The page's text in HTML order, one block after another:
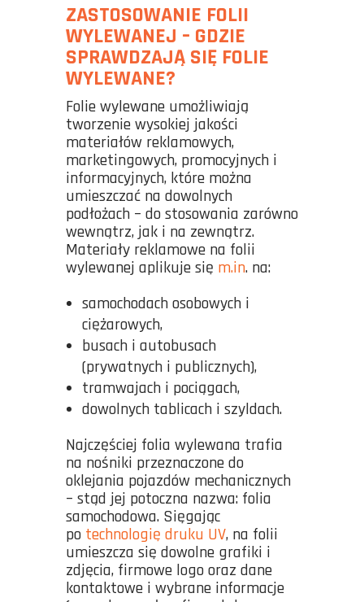
ZASTOSOWANIE FOLII
WYLEWANEJ – GDZIE
SPRAWDZAJĄ SIĘ FOLIE
WYLEWANE?
Folie wylewane umożliwiają
tworzenie wysokiej jakości
materiałów reklamowych,
marketingowych, promocyjnych i
informacyjnych, które można
umieszczać na dowolnych
podłożach – do stosowania zarówno
wewnątrz, jak i na zewnątrz.
Materiały reklamowe na folii
wylewanej aplikuje się m.in. na:
samochodach osobowych i
ciężarowych,
busach i autobusach
(prywatnych i publicznych),
tramwajach i pociągach,
dowolnych tablicach i szyldach.
Najczęściej folia wylewana trafia
na nośniki przeznaczone do
oklejania pojazdów mechanicznych
– stąd jej potoczna nazwa: folia
samochodowa. Sięgając
po technologię druku UV, na folii
umieszcza się dowolne grafiki i
zdjęcia, firmowe logo oraz dane
kontaktowe i wybrane informacje